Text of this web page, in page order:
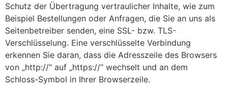
Schutz der Übertragung vertraulicher Inhalte, wie zum
Beispiel Bestellungen oder Anfragen, die Sie an uns als
Seitenbetreiber senden, eine SSL- bzw. TLS-
Verschlüsselung. Eine verschlüsselte Verbindung
erkennen Sie daran, dass die Adresszeile des Browsers
von „http://“ auf „https://“ wechselt und an dem
Schloss-Symbol in Ihrer Browserzeile.